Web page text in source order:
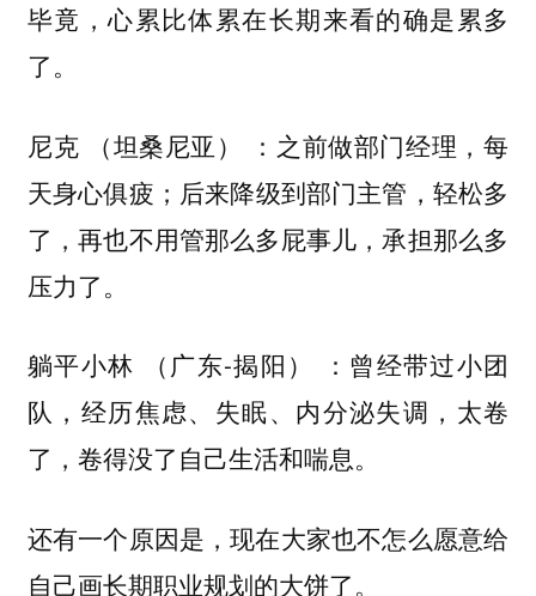
毕竟，心累比体累在长期来看的确是累多
了。
尼克 （坦桑尼亚） ：之前做部门经理，每
天身心俱疲；后来降级到部门主管，轻松多
了，再也不用管那么多屁事儿，承担那么多
压力了。
躺平小林 （广东-揭阳） ：曾经带过小团
队，经历焦虑、失眠、内分泌失调，太卷
了，卷得没了自己生活和喘息。
还有一个原因是，现在大家也不怎么愿意给
自己画长期职业规划的大饼了。